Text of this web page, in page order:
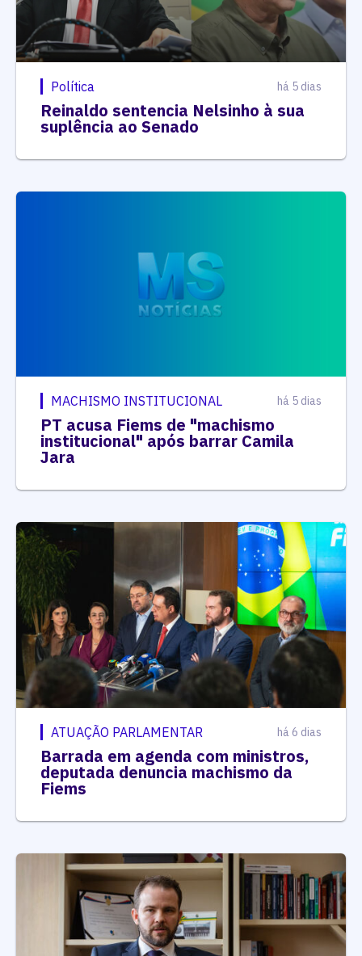
Política há 5 dias
Reinaldo sentencia Nelsinho à sua
suplência ao Senado
MACHISMO INSTITUCIONAL há 5 dias
PT acusa Fiems de "machismo
institucional" após barrar Camila
Jara
ATUAÇÃO PARLAMENTAR há 6 dias
Barrada em agenda com ministros,
deputada denuncia machismo da
Fiems